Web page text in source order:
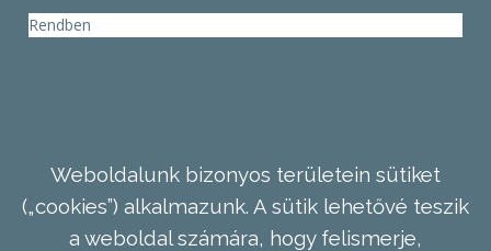
Rendben
Weboldalunk bizonyos területein sütiket
(„cookies”) alkalmazunk. A sütik lehetővé teszik
a weboldal számára, hogy felismerje,